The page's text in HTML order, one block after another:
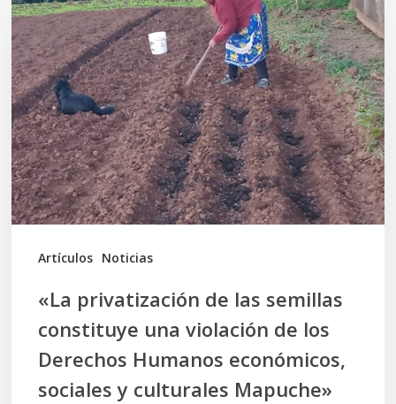
Artículos Noticias
privatización
de
las
semillas
constituye
una
violación
de
Humanos
económicos,
sociales
«La privatización de las semillas
constituye una violación de los
Derechos Humanos económicos,
sociales y culturales Mapuche»